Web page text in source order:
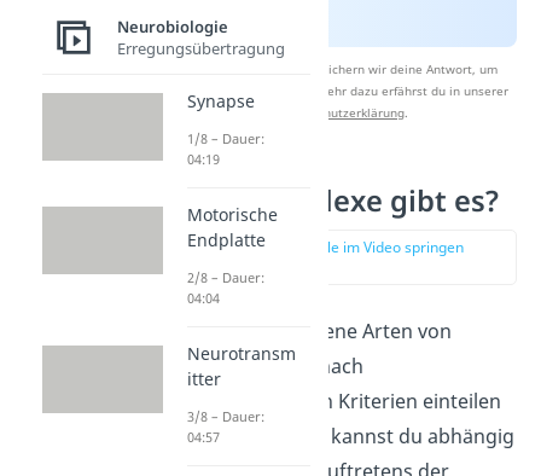
Nach Beantwortung speichern wir deine Antwort, um
Studyflix zu verbessern. Mehr dazu erfährst du in unserer
Datenschutzerklärung.
Welche Reflexe gibt es?
zur Stelle im Video springen
Es gibt verschiedene Arten von
Reflexen, die du nach
unterschiedlichen Kriterien einteilen
kannst. Zunächst kannst du abhängig
Neurobiologie
Erregungsübertragung
Synapse
1/8 – Dauer:
04:19
Motorische
Endplatte
2/8 – Dauer:
04:04
Neurotransm
itter
3/8 – Dauer:
04:57